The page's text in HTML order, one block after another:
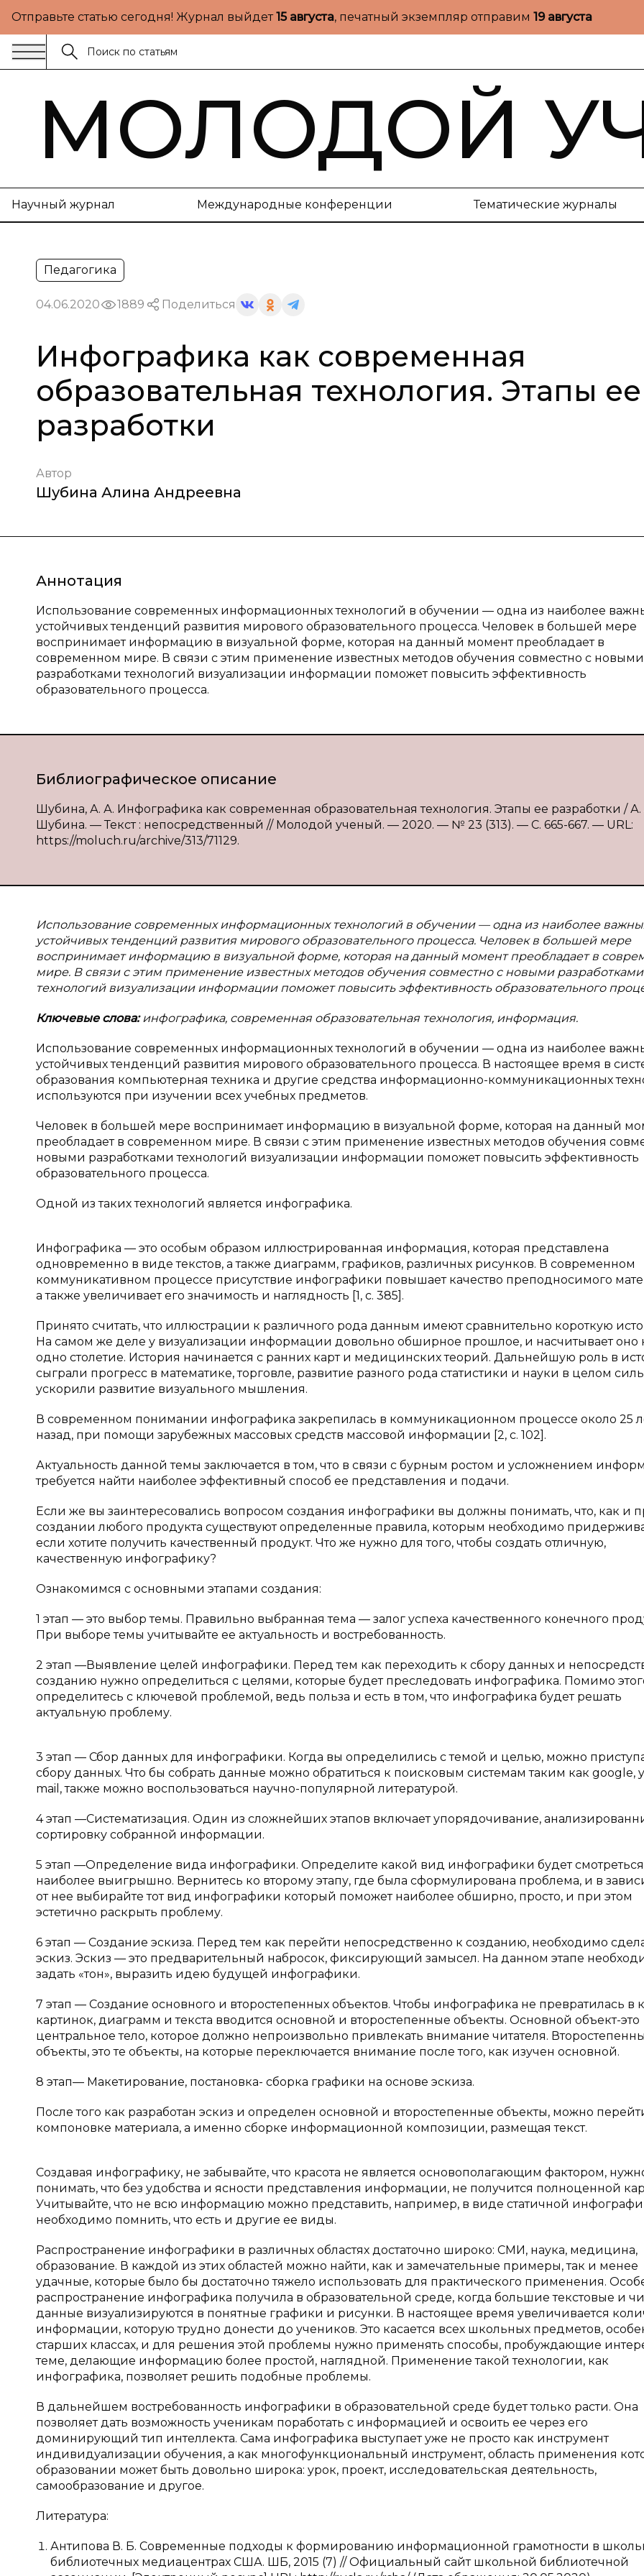
Отправьте статью сегодня! Журнал выйдет15 августа, печатный экземпляр отправим 19 августа
МОЛОДОЙ
Научный журнал Международные конференции Тематические журналы
Педагогика
04.06.2020 1889 Поделиться
Инфографика как современная
образовательная технология. Этапы ее
разработки
Автор
Шубина Алина Андреевна
Аннотация
Использование современных информационных технологий в обучении — одна из наиболее
устойчивых тенденций развития мирового образовательного процесса. Человек в большей мере
воспринимает информацию в визуальной форме, которая на данный момент преобладает в
современном мире. В связи с этим применение известных методов обучения совместно с новыми
разработками технологий визуализации информации поможет повысить эффективность
образовательного процесса.
Библиографическое описание
Шубина, А. А. Инфографика как современная образовательная технология. Этапы ее разработки / А.
Шубина. — Текст : непосредственный // Молодой ученый. — 2020. — № 23 (313). — С. 665-667. — URL:
https://moluch.ru/archive/313/71129.
Использование современных информационных технологий в обучении — одна из наиболее
устойчивых тенденций развития мирового образовательного процесса. Человек в большей мере
воспринимает информацию в визуальной форме, которая на данный момент преобладает в
мире. В связи с этим применение известных методов обучения совместно с новыми разработками
технологий визуализации информации поможет повысить эффективность образовательного
Ключевые слова:инфографика, современная образовательная технология, информация.
Использование современных информационных технологий в обучении — одна из наиболее
устойчивых тенденций развития мирового образовательного процесса. В настоящее время в
образования компьютерная техника и другие средства информационно-коммуникационных
используются при изучении всех учебных предметов.
Человек в большей мере воспринимает информацию в визуальной форме, которая на данный
преобладает в современном мире. В связи с этим применение известных методов обучения
новыми разработками технологий визуализации информации поможет повысить эффективность
образовательного процесса.
Одной из таких технологий является инфографика.
Инфографика — это особым образом иллюстрированная информация, которая представлена
одновременно в виде текстов, а также диаграмм, графиков, различных рисунков. В современном
коммуникативном процессе присутствие инфографики повышает качество преподносимого
а также увеличивает его значимость и наглядность [1, с. 385].
Принято считать, что иллюстрации к различного рода данным имеют сравнительно короткую
На самом же деле у визуализации информации довольно обширное прошлое, и насчитывает оно
одно столетие. История начинается с ранних карт и медицинских теорий. Дальнейшую роль в
сыграли прогресс в математике, торговле, развитие разного рода статистики и науки в целом
ускорили развитие визуального мышления.
В современном понимании инфографика закрепилась в коммуникационном процессе около 25
назад, при помощи зарубежных массовых средств массовой информации [2, с. 102].
Актуальность данной темы заключается в том, что в связи с бурным ростом и усложнением
требуется найти наиболее эффективный способ ее представления и подачи.
Если же вы заинтересовались вопросом создания инфографики вы должны понимать, что, как и
создании любого продукта существуют определенные правила, которым необходимо
если хотите получить качественный продукт. Что же нужно для того, чтобы создать отличную,
качественную инфографику?
Ознакомимся с основными этапами создания:
1 этап — это выбор темы. Правильно выбранная тема — залог успеха качественного конечного
При выборе темы учитывайте ее актуальность и востребованность.
2 этап —Выявление целей инфографики. Перед тем как переходить к сбору данных и
созданию нужно определиться с целями, которые будет преследовать инфографика. Помимо
определитесь с ключевой проблемой, ведь польза и есть в том, что инфографика будет решать
актуальную проблему.
3 этап — Сбор данных для инфографики. Когда вы определились с темой и целью, можно
сбору данных. Что бы собрать данные можно обратиться к поисковым системам таким как google,
mail, также можно воспользоваться научно-популярной литературой.
4 этап —Систематизация. Один из сложнейших этапов включает упорядочивание,
сортировку собранной информации.
5 этап —Определение вида инфографики. Определите какой вид инфографики будет смотреться
наиболее выигрышно. Вернитесь ко второму этапу, где была сформулирована проблема, и в
от нее выбирайте тот вид инфографики который поможет наиболее обширно, просто, и при этом
эстетично раскрыть проблему.
6 этап — Создание эскиза. Перед тем как перейти непосредственно к созданию, необходимо
эскиз. Эскиз — это предварительный набросок, фиксирующий замысел. На данном этапе
задать «тон», выразить идею будущей инфографики.
7 этап — Создание основного и второстепенных объектов. Чтобы инфографика не превратилась в
картинок, диаграмм и текста вводится основной и второстепенные объекты. Основной объект-это
центральное тело, которое должно непроизвольно привлекать внимание читателя.
объекты, это те объекты, на которые переключается внимание после того, как изучен основной.
8 этап— Макетирование, постановка- сборка графики на основе эскиза.
После того как разработан эскиз и определен основной и второстепенные объекты, можно
компоновке материала, а именно сборке информационной композиции, размещая текст.
Создавая инфографику, не забывайте, что красота не является основополагающим фактором,
понимать, что без удобства и ясности представления информации, не получится полноценной
Учитывайте, что не всю информацию можно представить, например, в виде статичной
необходимо помнить, что есть и другие ее виды.
Распространение инфографики в различных областях достаточно широко: СМИ, наука, медицина,
образование. В каждой из этих областей можно найти, как и замечательные примеры, так и менее
удачные, которые было бы достаточно тяжело использовать для практического применения.
распространение инфографика получила в образовательной среде, когда большие текстовые и
данные визуализируются в понятные графики и рисунки. В настоящее время увеличивается
информации, которую трудно донести до учеников. Это касается всех школьных предметов,
старших классах, и для решения этой проблемы нужно применять способы, пробуждающие
теме, делающие информацию более простой, наглядной. Применение такой технологии, как
инфографика, позволяет решить подобные проблемы.
В дальнейшем востребованность инфографики в образовательной среде будет только расти. Она
позволяет дать возможность ученикам поработать с информацией и освоить ее через его
доминирующий тип интеллекта. Сама инфографика выступает уже не просто как инструмент
индивидуализации обучения, а как многофункциональный инструмент, область применения
образовании может быть довольно широка: урок, проект, исследовательская деятельность,
самообразование и другое.
Литература:
Антипова В. Б. Современные подходы к формированию информационной грамотности в
библиотечных медиацентрах США. ШБ, 2015 (7) // Официальный сайт школьной библиотечной